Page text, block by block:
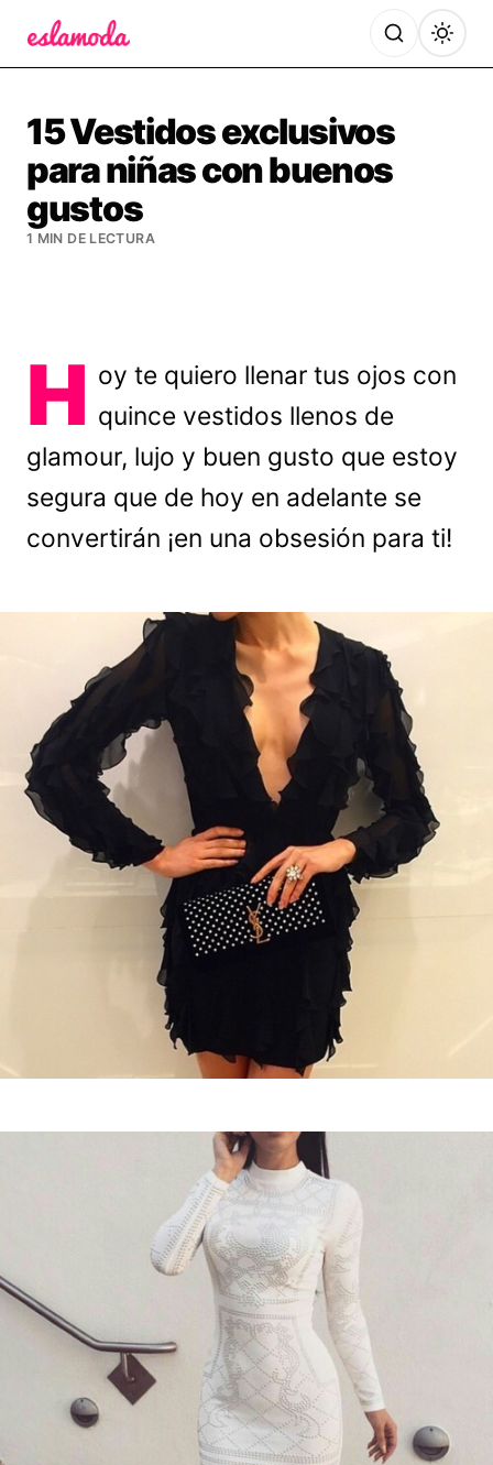
15 Vestidos exclusivos
para niñas con buenos
gustos
1 MIN DE LECTURA
H oy te quiero llenar tus ojos con
quince vestidos llenos de
glamour, lujo y buen gusto que estoy
segura que de hoy en adelante se
convertirán ¡en una obsesión para ti!